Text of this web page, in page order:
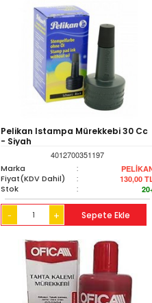
Pelikan Istampa Mürekkebi 30 Cc
- Siyah
4012700351197
Marka
:
Fiyat(KDV Dahil) : 130,00
Stok :
- + Sepete Ekle